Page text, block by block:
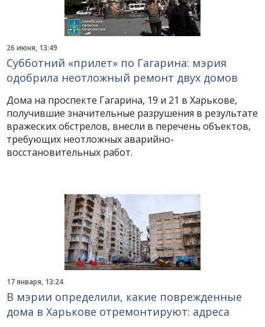
26 июня, 13:49
Субботний «прилет» по Гагарина: мэрия
одобрила неотложный ремонт двух домов
Дома на проспекте Гагарина, 19 и 21 в Харькове,
получившие значительные разрушения в результате
вражеских обстрелов, внесли в перечень объектов,
требующих неотложных аварийно-
восстановительных работ.
17 января, 13:24
В мэрии определили, какие поврежденные
дома в Харькове отремонтируют: адреса